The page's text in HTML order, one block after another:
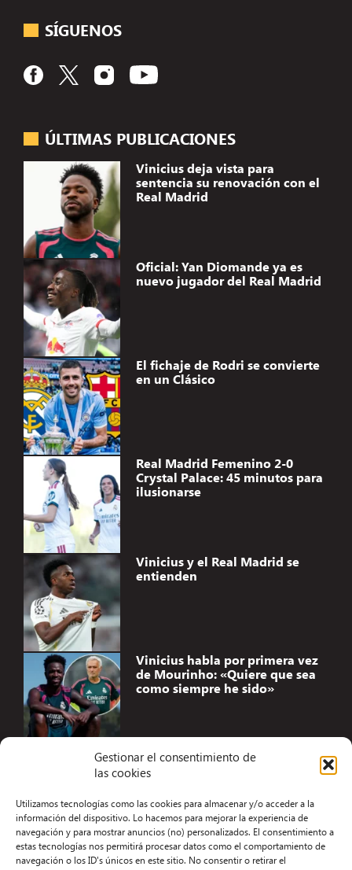
Gestionar el consentimiento de
las cookies
Utilizamos tecnologías como las cookies para almacenar y/o acceder a la
información del dispositivo. Lo hacemos para mejorar la experiencia de
navegación y para mostrar anuncios (no) personalizados. El consentimiento a
estas tecnologías nos permitirá procesar datos como el comportamiento de
navegación o los ID's únicos en este sitio. No consentir o retirar el
ÚLTIMAS PUBLICACIONES
Vinicius deja vista para
sentencia su renovación con el
Real Madrid
Oficial: Yan Diomande ya es
nuevo jugador del Real Madrid
El fichaje de Rodri se convierte
en un Clásico
Real Madrid Femenino 2-0
Crystal Palace: 45 minutos para
ilusionarse
Vinicius y el Real Madrid se
entienden
Vinicius habla por primera vez
de Mourinho: «Quiere que sea
como siempre he sido»
SÍGUENOS
Aviso Legal
Términos y condiciones